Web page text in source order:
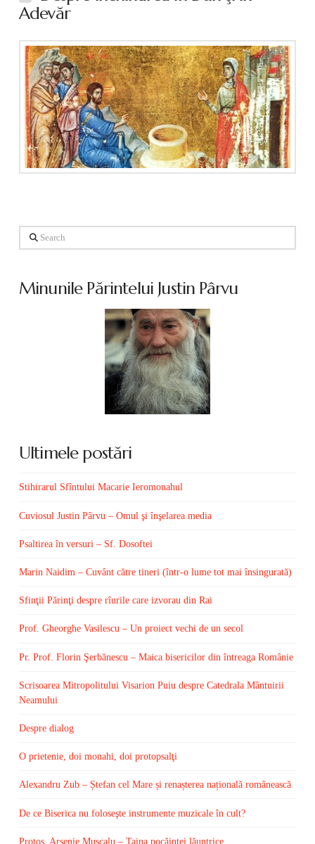
Adevăr
Search
Minunile Părintelui Justin Pârvu
Ultimele postări
Stihirarul Sfîntului Macarie Ieromonahul
Cuviosul Justin Pârvu – Omul şi înşelarea media
Psaltirea în versuri – Sf. Dosoftei
Marin Naidim – Cuvânt către tineri (într-o lume tot mai însingurată)
Sfinţii Părinţi despre rîurile care izvorau din Rai
Prof. Gheorghe Vasilescu – Un proiect vechi de un secol
Pr. Prof. Florin Şerbănescu – Maica bisericilor din întreaga Românie
Scrisoarea Mitropolitului Visarion Puiu despre Catedrala Mântuirii
Neamului
Despre dialog
O prietenie, doi monahi, doi protopsalţi
Alexandru Zub – Ștefan cel Mare și renașterea națională românească
De ce Biserica nu foloseşte instrumente muzicale în cult?
Protos. Arsenie Muscalu – Taina pocăinţei lăuntrice